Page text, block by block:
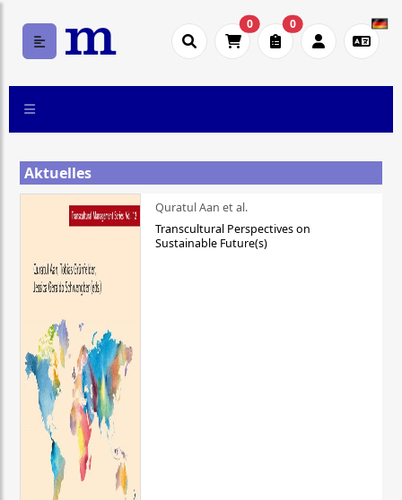
0 0
Aktuelles
Quratul Aan et al.
Transcultural Perspectives on
Sustainable Future(s)